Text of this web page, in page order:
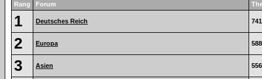
Rang Forum
1 Deutsches Reich 741
2 Europa 588
3 Asien 556